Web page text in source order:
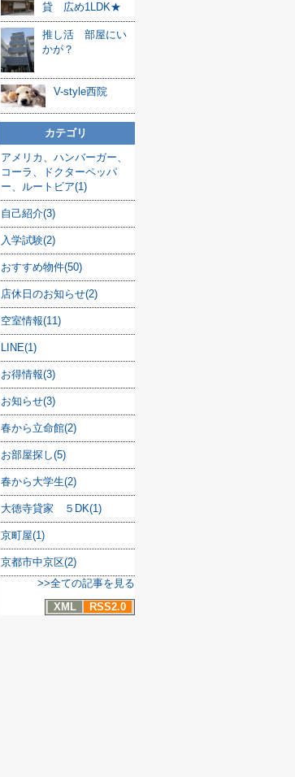
貸 広め1LDK★
推し活 部屋にい
かが？
V-style西院
カテゴリ
アメリカ、ハンバーガー、
コーラ、ドクターペッパ
ー、ルートビア(1)
自己紹介(3)
入学試験(2)
おすすめ物件(50)
店休日のお知らせ(2)
空室情報(11)
LINE(1)
お得情報(3)
お知らせ(3)
春から立命館(2)
お部屋探し(5)
春から大学生(2)
大徳寺貸家 ５DK(1)
京町屋(1)
京都市中京区(2)
>>全ての記事を見る
XML
RSS2.0